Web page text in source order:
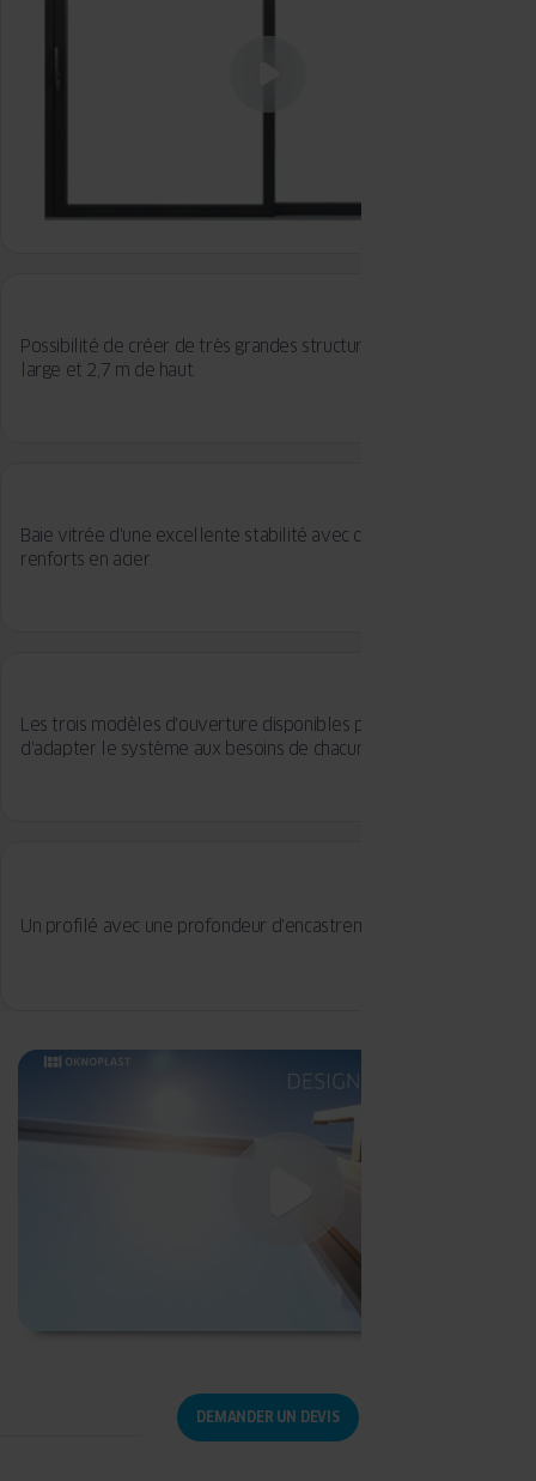
Possibilité de créer de très grandes structures jusqu'à 6,5 m de
large et 2,7 m de haut.
Baie vitrée d'une excellente stabilité avec de nouveaux
renforts en acier.
Les trois modèles d'ouverture disponibles permettent
d'adapter le système aux besoins de chacun.
Un profilé avec une profondeur d'encastrement de 194 mm.
DEMANDER UN DEVIS